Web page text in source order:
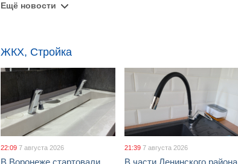
Ещё новости
ЖКХ, Стройка
22:09 7 августа 2026
В Воронеже стартовали
21:39 7 августа 2026
В части Ленинского района